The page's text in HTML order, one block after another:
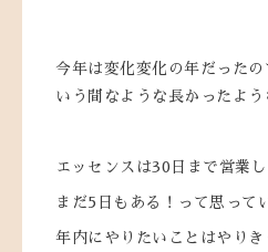
今年は変化変化の年だった
いう間なような長かったよう
エッセンスは30日まで営業
まだ5日もある！って思って
年内にやりたいことはやり